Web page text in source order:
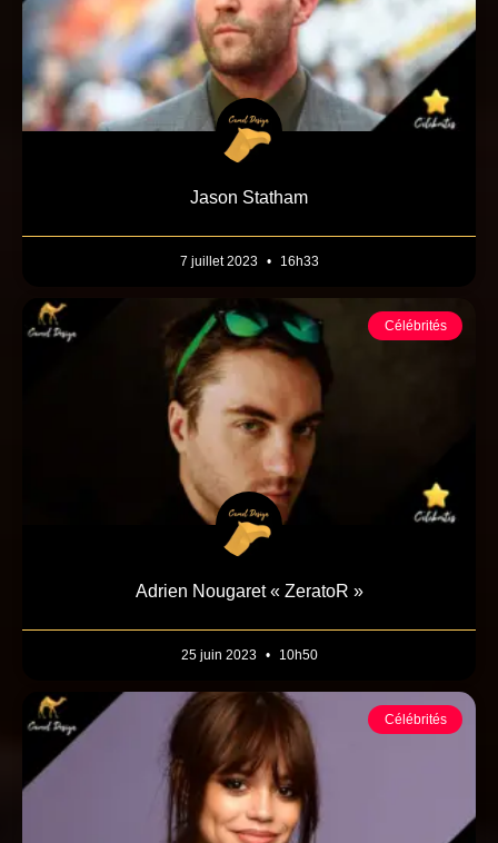
Jason Statham
7 juillet 2023 16h33
Célébrités
Adrien Nougaret « ZeratoR »
25 juin 2023 10h50
Célébrités